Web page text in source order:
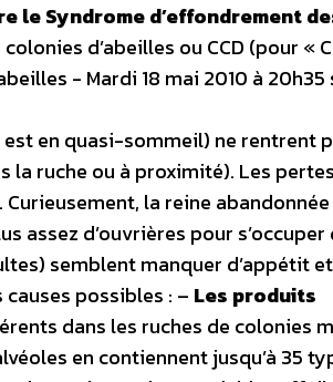
le Syndrome d’effondrement
d’abeilles ou CCD (pour «
en quasi-sommeil) ne rentrent
la ruche ou à proximité). Les
la reine
assez d’ouvrières pour s’occuper
semblent manquer d’appétit
possibles : – Les produits
dans les ruches de colonies
en contiennent jusqu’à 35